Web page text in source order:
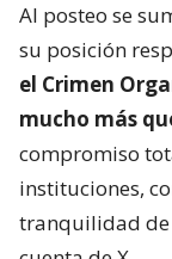
Al posteo se
su posición
el Crimen
mucho más
compromiso
instituciones,
tranquilidad de